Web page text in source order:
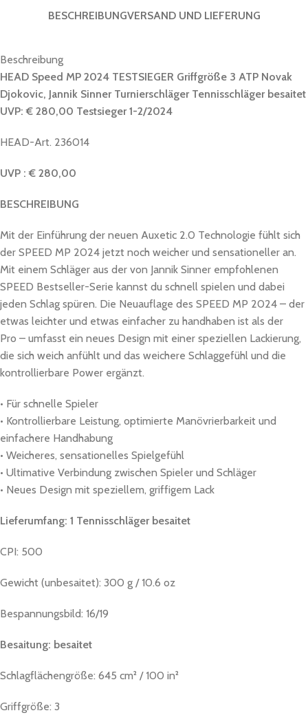
BESCHREIBUNGVERSAND UND LIEFERUNG
Beschreibung
HEAD Speed MP 2024 TESTSIEGER Griffgröße 3 ATP Novak
Djokovic, Jannik Sinner Turnierschläger Tennisschläger besaitet
UVP: € 280,00 Testsieger 1-2/2024
HEAD-Art. 236014
UVP : € 280,00
BESCHREIBUNG
Mit der Einführung der neuen Auxetic 2.0 Technologie fühlt sich
der SPEED MP 2024 jetzt noch weicher und sensationeller an.
Mit einem Schläger aus der von Jannik Sinner empfohlenen
SPEED Bestseller-Serie kannst du schnell spielen und dabei
jeden Schlag spüren. Die Neuauflage des SPEED MP 2024 – der
etwas leichter und etwas einfacher zu handhaben ist als der
Pro – umfasst ein neues Design mit einer speziellen Lackierung,
die sich weich anfühlt und das weichere Schlaggefühl und die
kontrollierbare Power ergänzt.
• Für schnelle Spieler
• Kontrollierbare Leistung, optimierte Manövrierbarkeit und
einfachere Handhabung
• Weicheres, sensationelles Spielgefühl
• Ultimative Verbindung zwischen Spieler und Schläger
• Neues Design mit speziellem, griffigem Lack
Lieferumfang: 1 Tennisschläger besaitet
CPI: 500
Gewicht (unbesaitet): 300 g / 10.6 oz
Bespannungsbild: 16/19
Besaitung: besaitet
Schlagflächengröße: 645 cm² / 100 in²
Griffgröße: 3